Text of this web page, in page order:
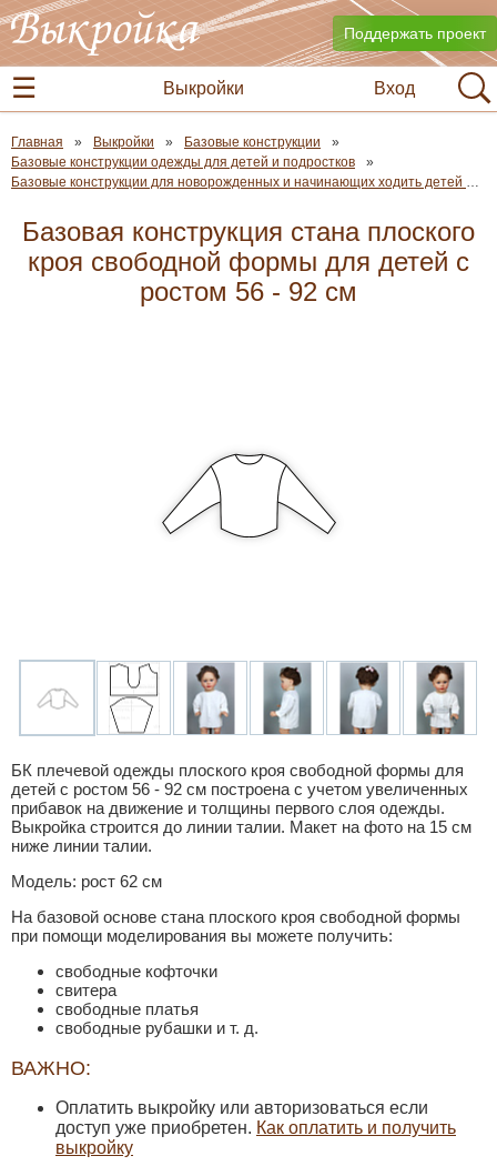
Поддержать проект
Вход
Выкройки
Главная Выкройки
Базовые конструкции
Базовые конструкции одежды для детей и подростков
Базовые конструкции для новорожденных и начинающих ходить детей ростом 56 - 80 см
Базовая конструкция стана плоского
кроя свободной формы для детей с
ростом 56 - 92 см
БК плечевой одежды плоского кроя свободной формы для
детей с ростом 56 - 92 см построена с учетом увеличенных
прибавок на движение и толщины первого слоя одежды.
Выкройка строится до линии талии. Макет на фото на 15 см
ниже линии талии.
Модель: рост 62 см
На базовой основе стана плоского кроя свободной формы
при помощи моделирования вы можете получить:
свободные кофточки
свитера
свободные платья
свободные рубашки и т. д.
ВАЖНО:
Оплатить выкройку или авторизоваться если
доступ уже приобретен. Как оплатить и получить
выкройку